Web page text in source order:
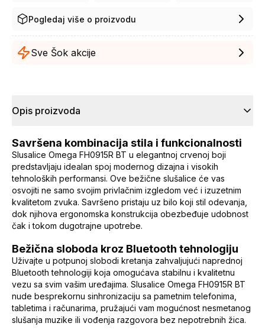
Pogledaj više o proizvodu
Sve Šok akcije
Opis proizvoda
Savršena kombinacija stila i funkcionalnosti
Slusalice Omega FH0915R BT u elegantnoj crvenoj boji
predstavljaju idealan spoj modernog dizajna i visokih
tehnoloških performansi. Ove bežične slušalice će vas
osvojiti ne samo svojim privlačnim izgledom već i izuzetnim
kvalitetom zvuka. Savršeno pristaju uz bilo koji stil odevanja,
dok njihova ergonomska konstrukcija obezbeđuje udobnost
čak i tokom dugotrajne upotrebe.
Bežična sloboda kroz Bluetooth tehnologiju
Uživajte u potpunoj slobodi kretanja zahvaljujući naprednoj
Bluetooth tehnologiji koja omogućava stabilnu i kvalitetnu
vezu sa svim vašim uređajima. Slusalice Omega FH0915R BT
nude besprekornu sinhronizaciju sa pametnim telefonima,
tabletima i računarima, pružajući vam mogućnost nesmetanog
slušanja muzike ili vođenja razgovora bez nepotrebnih žica.